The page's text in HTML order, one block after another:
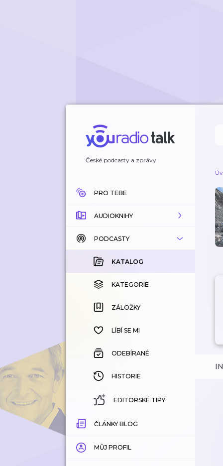
České podcasty a zprávy
PRO TEBE
AUDIOKNIHY
KATALOG
KOUPENÉ
KATEGORIE
ZÁLOŽKY
HISTORIE
PODCASTY
KATALOG
KATEGORIE
ZÁLOŽKY
LÍBÍ SE MI
ODEBÍRANÉ
HISTORIE
EDITORSKÉ TIPY
ČLÁNKY BLOG
MŮJ PROFIL